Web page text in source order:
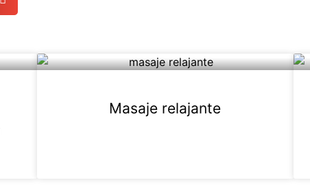
Masaje relajante